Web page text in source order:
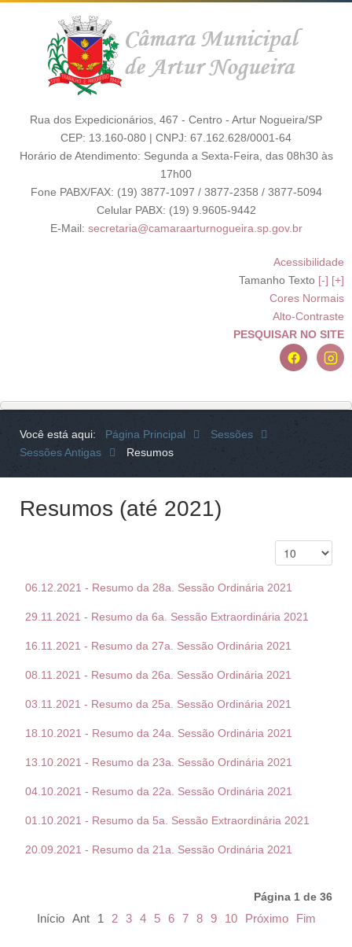
Rua dos Expedicionários, 467 - Centro - Artur Nogueira/SP
CEP: 13.160-080 | CNPJ: 67.162.628/0001-64
Horário de Atendimento: Segunda a Sexta-Feira, das 08h30 às
17h00
Fone PABX/FAX: (19) 3877-1097 / 3877-2358 / 3877-5094
Celular PABX: (19) 9.9605-9442
E-Mail: secretaria@camaraarturnogueira.sp.gov.br
Acessibilidade
Tamanho Texto [-] [+]
Cores Normais
Alto-Contraste
PESQUISAR NO SITE
Você está aqui: Página Principal
Sessões
Sessões Antigas
Resumos
Resumos (até 2021)
06.12.2021 - Resumo da 28a. Sessão Ordinária 2021
29.11.2021 - Resumo da 6a. Sessão Extraordinária 2021
16.11.2021 - Resumo da 27a. Sessão Ordinária 2021
08.11.2021 - Resumo da 26a. Sessão Ordinária 2021
03.11.2021 - Resumo da 25a. Sessão Ordinária 2021
18.10.2021 - Resumo da 24a. Sessão Ordinária 2021
13.10.2021 - Resumo da 23a. Sessão Ordinária 2021
04.10.2021 - Resumo da 22a. Sessão Ordinária 2021
01.10.2021 - Resumo da 5a. Sessão Extraordinária 2021
20.09.2021 - Resumo da 21a. Sessão Ordinária 2021
Página 1 de 36
Início Ant 1 2 3 4 5 6 7 8 9 10 Próximo Fim